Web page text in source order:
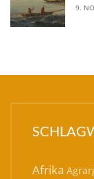
9.
Afrika